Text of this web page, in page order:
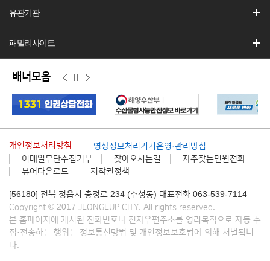
유관기관
패밀리사이트
배너모음
이
전
정
지
다
음
개인정보처리방침
영상정보처리기기운영·관리방침
이메일무단수집거부
찾아오시는길
자주찾는민원전화
뷰어다운로드
저작권정책
[56180] 전북 정읍시 충정로 234 (수성동) 대표전화 063-539-7114
Copyright © 2017 JEONGEUP CITY. All rights reserved.
본 홈페이지에 게시된 전화번호나 전자우편주소를 영리목적으로 자동 수
집·전송하는 행위는 정보통신망법 및 개인정보보호법에 의해 처벌됩니
다.